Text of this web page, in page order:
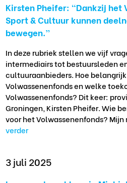
Kirsten Pheifer: “Dankzij het
Sport & Cultuur kunnen
bewegen.”
In deze rubriek stellen we vijf
intermediairs tot bestuursleden
cultuuraanbieders. Hoe
Volwassenenfonds en welke
Volwassenenfonds? Dit keer:
Groningen, Kirsten Pheifer. Wie
voor het Volwassenenfonds?
verder
3 juli 2025